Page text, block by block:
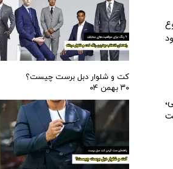
کت و شلوار دبل برست چیست؟
۳۰ بهمن ۰۴